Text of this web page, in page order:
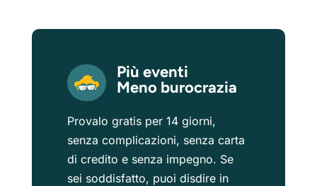
Più eventi
Meno burocrazia
Provalo gratis per 14 giorni,
senza complicazioni, senza carta
di credito e senza impegno. Se
sei soddisfatto, puoi disdire in